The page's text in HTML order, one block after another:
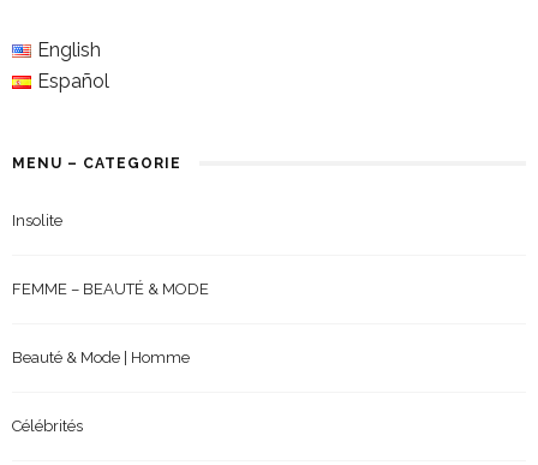
English
Español
MENU – CATEGORIE
Insolite
FEMME – BEAUTÉ & MODE
Beauté & Mode | Homme
Célébrités